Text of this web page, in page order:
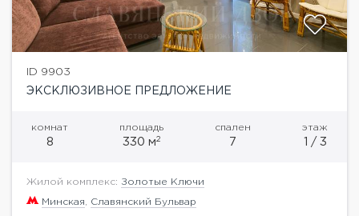
ID 9903
ЭКСКЛЮЗИВНОЕ ПРЕДЛОЖЕНИЕ
комнат
8
площадь
330 м2
спален
7
этаж
1 / 3
Жилой комплекс: Золотые Ключи
Минская Славянский Бульвар